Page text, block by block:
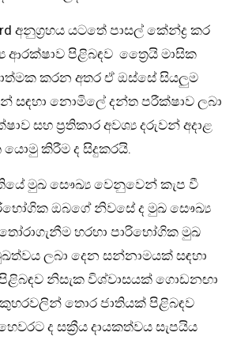
අනුග්‍රහය යටතේ පාසල් කේන්ද්‍ර කර
පිළිබඳව ත්‍රෙෙයි මාසික
කරන අතර ඒ ඔස්සේ සියලුම
සඳහා නොමිලේ දන්ත පරීක්ෂාව ලබා
සහ ප්‍රතිකාර අවශ්‍ය දරුවන් අදාළ
කිරීම ද සිදුකරයි.
මුඛ සෞඛ්‍ය වෙනුවෙන් කැප වී
ඔබගේ නිවසේ ද මුඛ සෞඛ්‍ය
හරහා පාරිභෝගික මුඛ
ලබා දෙන සන්නාමයක් සඳහා
නිසැක විශ්වාසයක් ගොඩනඟා
කුහරවලින් තොර ජාතියක් පිළිබඳව
ද සක්‍රීය දායකත්වය සැපයිය